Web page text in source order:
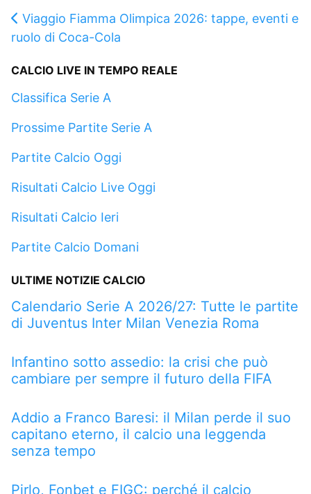
Viaggio Fiamma Olimpica 2026: tappe, eventi e
ruolo di Coca-Cola
CALCIO LIVE IN TEMPO REALE
Classifica Serie A
Prossime Partite Serie A
Partite Calcio Oggi
Risultati Calcio Live Oggi
Risultati Calcio Ieri
Partite Calcio Domani
ULTIME NOTIZIE CALCIO
Calendario Serie A 2026/27: Tutte le partite
di Juventus Inter Milan Venezia Roma
Infantino sotto assedio: la crisi che può
cambiare per sempre il futuro della FIFA
Addio a Franco Baresi: il Milan perde il suo
capitano eterno, il calcio una leggenda
senza tempo
Pirlo, Fonbet e FIGC: perché il calcio